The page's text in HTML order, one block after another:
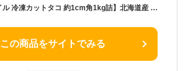
たこ焼き用 【ボイル 冷凍カットタコ 約1cm角1kg詰】北海道産 タコ焼き 、お刺身、タコヤキ 、たこ唐揚 、ザンギ、食べ方いろいろ。
この商品をサイトでみる